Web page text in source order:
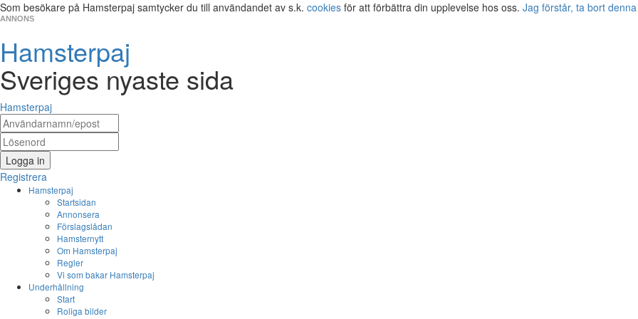
Som besökare på Hamsterpaj samtycker du till användandet av s.k. cookies för att förbättra din upplevelse hos oss. Jag förstår, ta bort
ANNONS
Hamsterpaj
Sveriges nyaste sida
Hamsterpaj
Logga in
Registrera
Hamsterpaj
Startsidan
Annonsera
Förslagslådan
Hamsternytt
Om Hamsterpaj
Regler
Vi som bakar Hamsterpaj
Underhållning
Start
Roliga bilder